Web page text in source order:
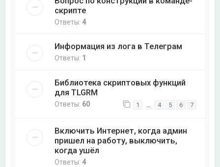
скрипте
Ответы:4
Информация из лога в Телеграм
Ответы: 1
Библиотека скриптовых функций
для TLGRM
Ответы: 60 1 4 5 6 7
Включить Интернет, когда админ
пришел на работу, выключить,
когда ушёл
Ответы:4